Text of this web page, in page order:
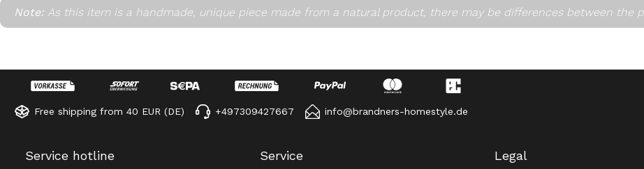
Note: As this item is a handmade, unique piece made from a natural product, there may be differences between the
Free shipping from 40 EUR (DE) +497309427667 info@brandners-homestyle.de
Service hotline Service Legal